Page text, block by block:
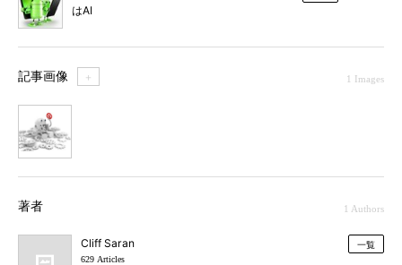
はAI
記事画像 ＋ 1 Images
著者 1 Authors
Cliff Saran
629 Articles
一覧